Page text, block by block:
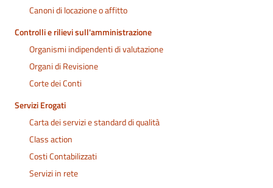
Canoni di locazione o affitto
Controlli e rilievi sull'amministrazione
Organismi indipendenti di valutazione
Organi di Revisione
Corte dei Conti
Servizi Erogati
Carta dei servizi e standard di qualità
Class action
Costi Contabilizzati
Servizi in rete